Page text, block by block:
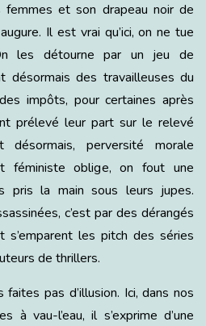
et son drapeau noir de
Il est vrai qu’ici, on ne tue
les détourne par un jeu de
désormais des travailleuses du
impôts, pour certaines après
prélevé leur part sur le relevé
perversité morale
féministe oblige, on fout une
pris la main sous leurs jupes.
c’est par des dérangés
les pitch des séries
de thrillers.
faites pas d’illusion. Ici, dans nos
à vau-l’eau, il s’exprime d’une